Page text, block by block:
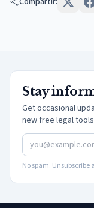
Stay
Get occasional
new free legal
No spam. Unsubscribe